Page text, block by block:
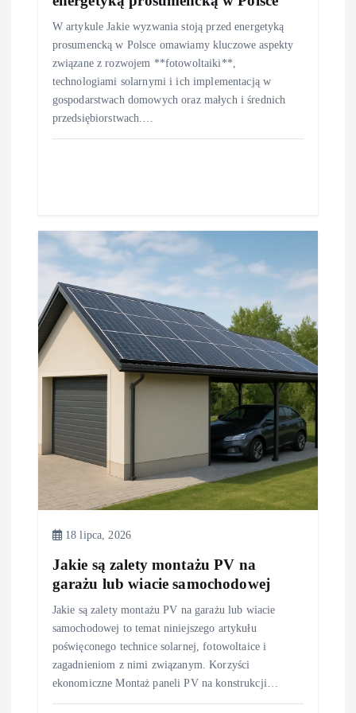
W artykule Jakie wyzwania stoją przed energetyką
prosumencką w Polsce omawiamy kluczowe aspekty
związane z rozwojem **fotowoltaiki**,
technologiami solarnymi i ich implementacją w
gospodarstwach domowych oraz małych i średnich
przedsiębiorstwach.…
18 lipca, 2026
Jakie są zalety montażu PV na
garażu lub wiacie samochodowej
Jakie są zalety montażu PV na garażu lub wiacie
samochodowej to temat niniejszego artykułu
poświęconego technice solarnej, fotowoltaice i
zagadnieniom z nimi związanym. Korzyści
ekonomiczne Montaż paneli PV na konstrukcji…